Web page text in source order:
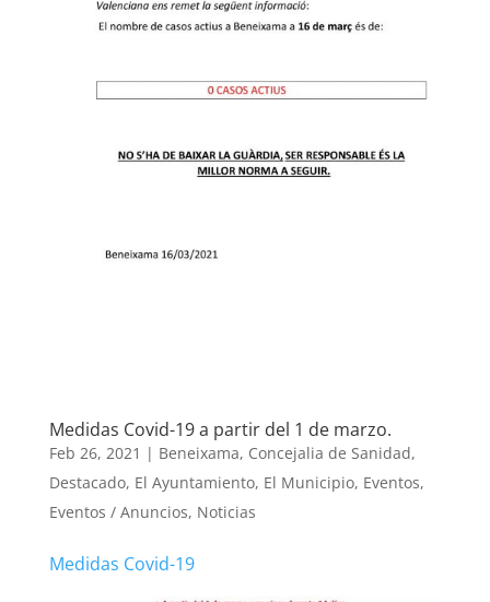
Medidas Covid-19 a partir del 1 de marzo.
Feb 26, 2021 | Beneixama, Concejalia de Sanidad,
Destacado, El Ayuntamiento, El Municipio, Eventos,
Eventos / Anuncios, Noticias
Medidas Covid-19